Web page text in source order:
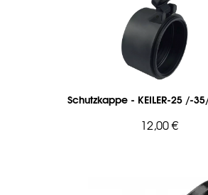
Schutzkappe - KEILER-25 /-
12,00 €